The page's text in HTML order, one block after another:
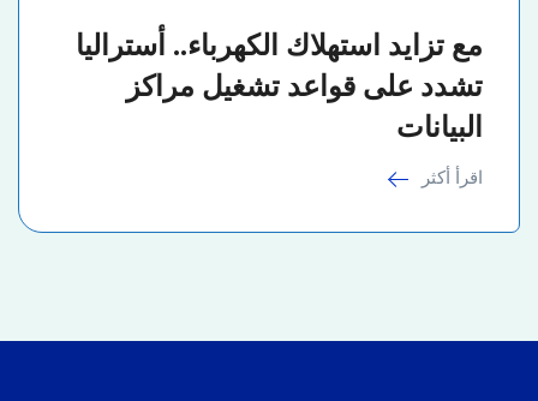
مع تزايد استهلاك الكهرباء.. أستراليا
تشدد على قواعد تشغيل مراكز
البيانات
اقرأ أكثر